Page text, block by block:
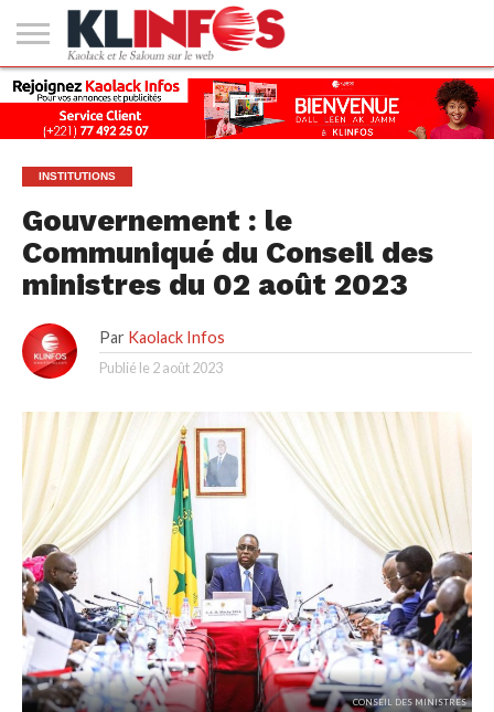
#2
(PAS
DE
TITRE)
KAOLACK
POLITIQUE
ECONOMIE
SOCIÉTÉ
CULTURE
PEOPLE
SPORT
SANTÉ
AFRIQUE
INTERNATIONAL
EMPLOI &
FORMATION
INSTITUTIONS
Gouvernement : le
Communiqué du Conseil des
ministres du 02 août 2023
Par Kaolack Infos
Publié le 2 août 2023
CONSEIL DES MINISTRES